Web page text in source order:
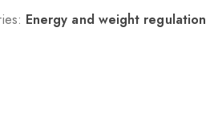
Energy and weight regulation